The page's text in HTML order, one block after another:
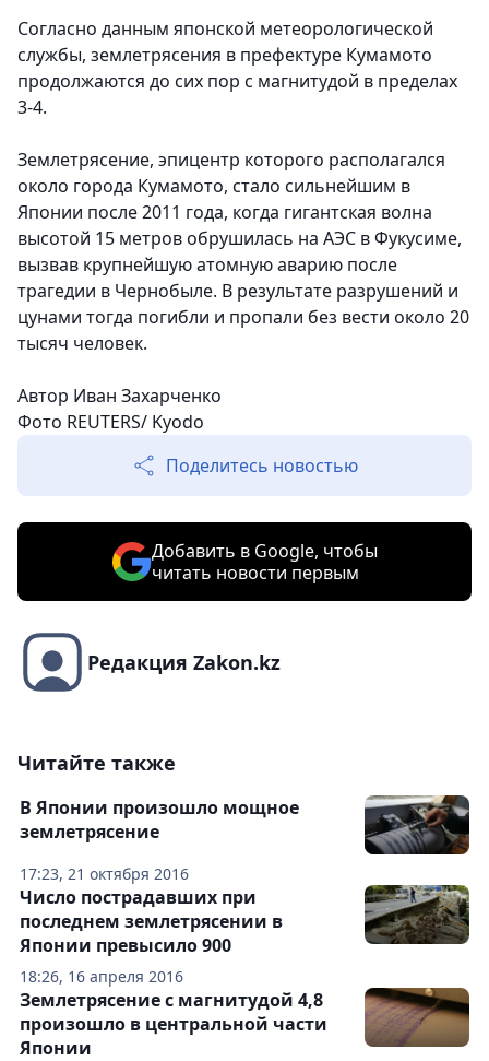
Согласно данным японской метеорологической
службы, землетрясения в префектуре Кумамото
продолжаются до сих пор с магнитудой в пределах
3-4.
Землетрясение, эпицентр которого располагался
около города Кумамото, стало сильнейшим в
Японии после 2011 года, когда гигантская волна
высотой 15 метров обрушилась на АЭС в Фукусиме,
вызвав крупнейшую атомную аварию после
трагедии в Чернобыле. В результате разрушений и
цунами тогда погибли и пропали без вести около 20
тысяч человек.
Автор Иван Захарченко
Фото REUTERS/ Kyodo
Поделитесь новостью
Добавить в Google, чтобы
читать новости первым
Редакция Zakon.kz
Читайте также
17:23, 21 октября 2016
В Японии произошло мощное
землетрясение
18:26, 16 апреля 2016
Число пострадавших при
последнем землетрясении в
Японии превысило 900
Землетрясение с магнитудой 4,8
произошло в центральной части
Японии